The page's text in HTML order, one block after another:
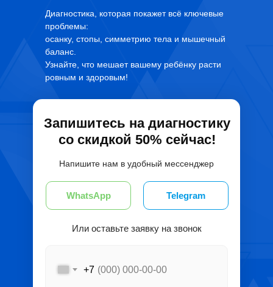
Диагностика, которая покажет всё ключевые
проблемы:
осанку, стопы, симметрию тела и мышечный
баланс.
Узнайте, что мешает вашему ребёнку расти
ровным и здоровым!
Запишитесь на диагностику
со скидкой 50% сейчас!
Напишите нам в удобный мессенджер
Telegram
Или оставьте заявку на звонок
WhatsApp
+7